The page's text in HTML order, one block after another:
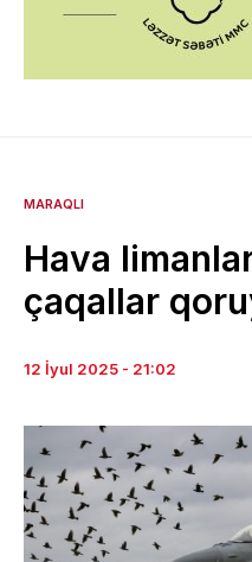
MARAQLI
Hava
çaqallar
12 İyul 2025 - 21:02